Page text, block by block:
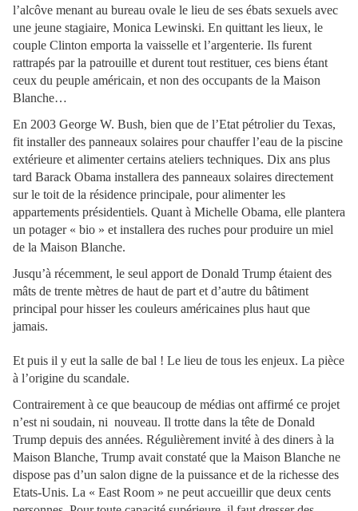
l’alcôve menant au bureau ovale le lieu de ses ébats sexuels avec
une jeune stagiaire, Monica Lewinski. En quittant les lieux, le
couple Clinton emporta la vaisselle et l’argenterie. Ils furent
rattrapés par la patrouille et durent tout restituer, ces biens étant
ceux du peuple américain, et non des occupants de la Maison
Blanche…
En 2003 George W. Bush, bien que de l’Etat pétrolier du Texas,
fit installer des panneaux solaires pour chauffer l’eau de la piscine
extérieure et alimenter certains ateliers techniques. Dix ans plus
tard Barack Obama installera des panneaux solaires directement
sur le toit de la résidence principale, pour alimenter les
appartements présidentiels. Quant à Michelle Obama, elle plantera
un potager « bio » et installera des ruches pour produire un miel
de la Maison Blanche.
Jusqu’à récemment, le seul apport de Donald Trump étaient des
mâts de trente mètres de haut de part et d’autre du bâtiment
principal pour hisser les couleurs américaines plus haut que
jamais.
Et puis il y eut la salle de bal ! Le lieu de tous les enjeux. La pièce
à l’origine du scandale.
Contrairement à ce que beaucoup de médias ont affirmé ce projet
n’est ni soudain, ni nouveau. Il trotte dans la tête de Donald
Trump depuis des années. Régulièrement invité à des diners à la
Maison Blanche, Trump avait constaté que la Maison Blanche ne
dispose pas d’un salon digne de la puissance et de la richesse des
Etats-Unis. La « East Room » ne peut accueillir que deux cents